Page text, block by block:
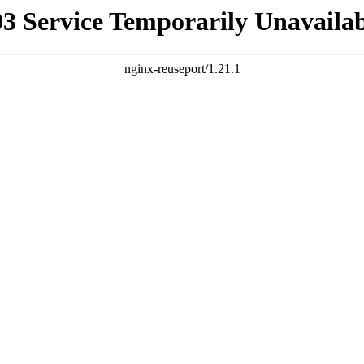
Service Temporarily
nginx-reuseport/1.21.1